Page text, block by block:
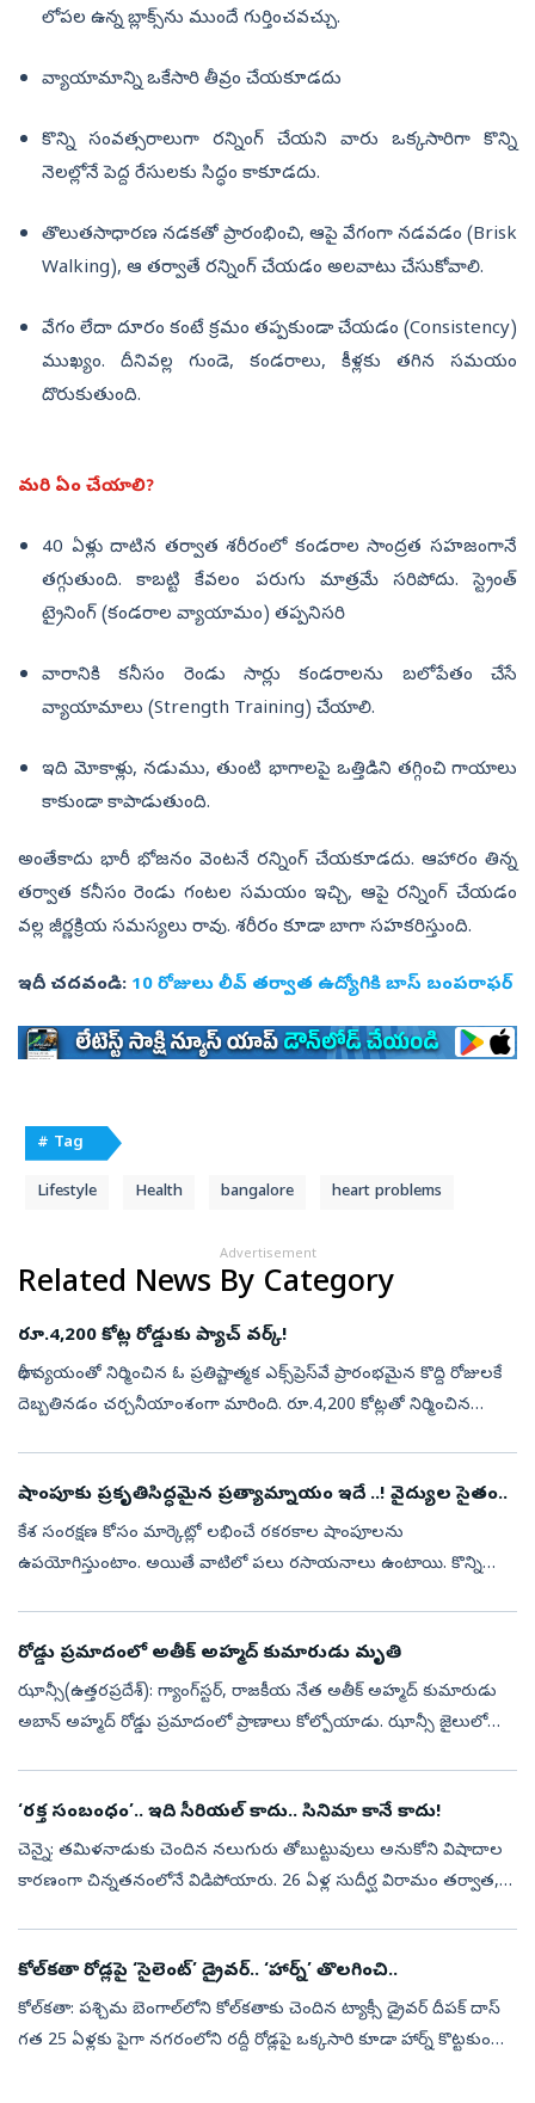
లోపల ఉన్న బ్లాక్స్‌ను ముందే గుర్తించవచ్చు.
వ్యాయామాన్ని ఒకేసారి తీవ్రం చేయకూడదు
కొన్ని సంవత్సరాలుగా రన్నింగ్ చేయని వారు ఒక్కసారిగా కొన్ని
నెలల్లోనే పెద్ద రేసులకు సిద్ధం కాకూడదు.
తొలుతసాధారణ నడకతో ప్రారంభించి, ఆపై వేగంగా నడవడం (Brisk
Walking), ఆ తర్వాతే రన్నింగ్ చేయడం అలవాటు చేసుకోవాలి.
వేగం లేదా దూరం కంటే క్రమం తప్పకుండా చేయడం (Consistency)
ముఖ్యం. దీనివల్ల గుండె, కండరాలు, కీళ్లకు తగిన సమయం
దొరుకుతుంది.
మరి ఏం చేయాలి?
40 ఏళ్లు దాటిన తర్వాత శరీరంలో కండరాల సాంద్రత సహజంగానే
తగ్గుతుంది. కాబట్టి కేవలం పరుగు మాత్రమే సరిపోదు. స్ట్రెంత్
ట్రైనింగ్ (కండరాల వ్యాయామం) తప్పనిసరి
వారానికి కనీసం రెండు సార్లు కండరాలను బలోపేతం చేసే
వ్యాయామాలు (Strength Training) చేయాలి.
ఇది మోకాళ్లు, నడుము, తుంటి భాగాలపై ఒత్తిడిని తగ్గించి గాయాలు
కాకుండా కాపాడుతుంది.
అంతేకాదు భారీ భోజనం వెంటనే రన్నింగ్ చేయకూడదు. ఆహారం తిన్న
తర్వాత కనీసం రెండు గంటల సమయం ఇచ్చి, ఆపై రన్నింగ్ చేయడం
వల్ల జీర్ణక్రియ సమస్యలు రావు. శరీరం కూడా బాగా సహకరిస్తుంది.
ఇదీ చదవండి: 10 రోజులు లీవ్‌ తర్వాత ఉద్యోగికి బాస్‌ బంపరాఫర్‌
# Tag
Lifestyle Health bangalore heart problems
Advertisement
Related News By Category
రూ.4,200 కోట్ల రోడ్డుకు ప్యాచ్‌ వర్క్‌!
భారీ వ్యయంతో నిర్మించిన ఓ ప్రతిష్టాత్మక ఎక్స్‌ప్రెస్‌వే ప్రారంభమైన కొద్ది రోజులకే
దెబ్బతినడం చర్చనీయాంశంగా మారింది. రూ.4,200 కోట్లతో నిర్మించిన
షాంపూకు ప్రకృతిసిద్ధమైన ప్రత్యామ్నాయం ఇదే ..! వైద్యుల సైతం..
కేశ సంరక్షణ కోసం మార్కెట్లో లభించే రకరకాల షాంపూలను
ఉపయోగిస్తుంటాం. అయితే వాటిలో పలు రసాయనాలు ఉంటాయి. కొన్ని
రోడ్డు ప్రమాదంలో అతీక్ అహ్మద్‌ కుమారుడు మృతి
ఝాన్సీ(ఉత్తరప్రదేశ్‌): గ్యాంగ్‌స్టర్‌, రాజకీయ నేత అతీక్ అహ్మద్‌ కుమారుడు
అబాన్ అహ్మద్‌ రోడ్డు ప్రమాదంలో ప్రాణాలు కోల్పోయాడు. ఝాన్సీ జైలులో
‘రక్త సంబంధం’.. ఇది సీరియల్‌ కాదు.. సినిమా కానే కాదు!
చెన్నై: తమిళనాడుకు చెందిన నలుగురు తోబుట్టువులు అనుకోని విషాదాల
కారణంగా చిన్నతనంలోనే విడిపోయారు. 26 ఏళ్ల సుదీర్ఘ విరామం తర్వాత,
కోల్‌కతా రోడ్లపై ‘సైలెంట్’ డ్రైవర్.. ‘హార్న్‌’ తొలగించి..
కోల్‌కతా: పశ్చిమ బెంగాల్‌లోని కోల్‌కతాకు చెందిన ట్యాక్సీ డ్రైవర్ దీపక్ దాస్
గత 25 ఏళ్లకు పైగా నగరంలోని రద్దీ రోడ్లపై ఒక్కసారి కూడా హార్న్ కొట్టకుండా